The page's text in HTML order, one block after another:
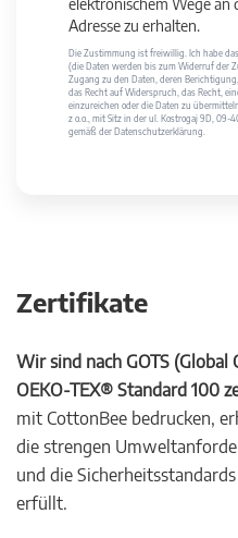
elektronischem Wege an
Adresse zu erhalten.
Die Zustimmung ist freiwillig. Ich habe
(die Daten werden bis zum Widerruf der
Zugang zu den Daten, deren
das Recht auf Widerspruch, das Recht,
einzureichen oder die Daten zu
z o.o., mit Sitz in der ul. Kostrogaj 9D, 09-
gemäß der Datenschutzerklärung.
Zertifikate
Wir sind nach GOTS (Global
OEKO-TEX® Standard 100
mit CottonBee bedrucken,
die strengen
und die
erfüllt.